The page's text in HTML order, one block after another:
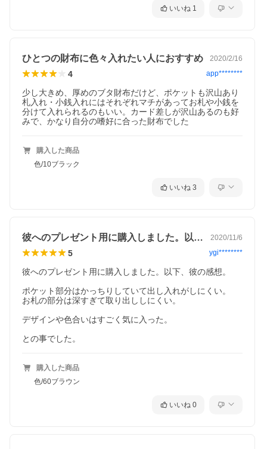
いいね 1
ひとつの財布に色々入れたい人におすすめ 2020/2/16
4 app********
少し大きめ、厚めのブタ財布だけど、ポケットも沢山あり
札入れ・小銭入れにはそれぞれマチがあってお札や小銭を
分けて入れられるのもいい。カード差しが沢山あるのも好
みで、かなり自分の嗜好に合った財布でした
購入した商品
色/10ブラック
いいね 3
彼へのプレゼント用に購入しました。以下… 2020/11/6
5 ygi********
彼へのプレゼント用に購入しました。以下、彼の感想。
ポケット部分はかっちりしていて出し入れがしにくい。
お札の部分は深すぎて取り出ししにくい。
デザインや色合いはすごく気に入った。
との事でした。
購入した商品
色/60ブラウン
いいね 0